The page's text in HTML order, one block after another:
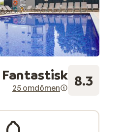
Fantastisk
25 omdömen 8.3